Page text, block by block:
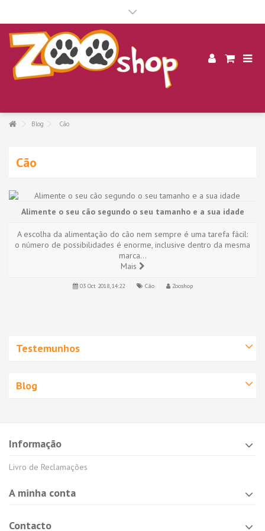
Blog Cão
Cão
Alimente o seu cão segundo o seu tamanho e a sua idade
A escolha da alimentação do cão nem sempre é uma tarefa fácil:
o número de possibilidades é enorme, inclusive dentro da mesma
marca...
Mais
03 Oct 2018, 14:22 Cão Zooshop
Testemunhos
Blog
Informação
Livro de Reclamações
A minha conta
Contacto